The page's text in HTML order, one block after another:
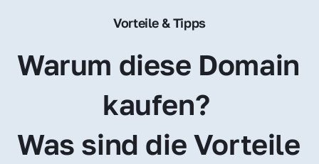
Vorteile & Tipps
Warum diese Domain
kaufen?
Was sind die Vorteile